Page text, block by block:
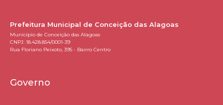
Prefeitura Municipal de Conceição das Alagoas
Município de Conceição das Alagoas
CNPJ: 18.428.854/0001-39
Rua Floriano Peixoto, 395 - Bairro Centro
Governo